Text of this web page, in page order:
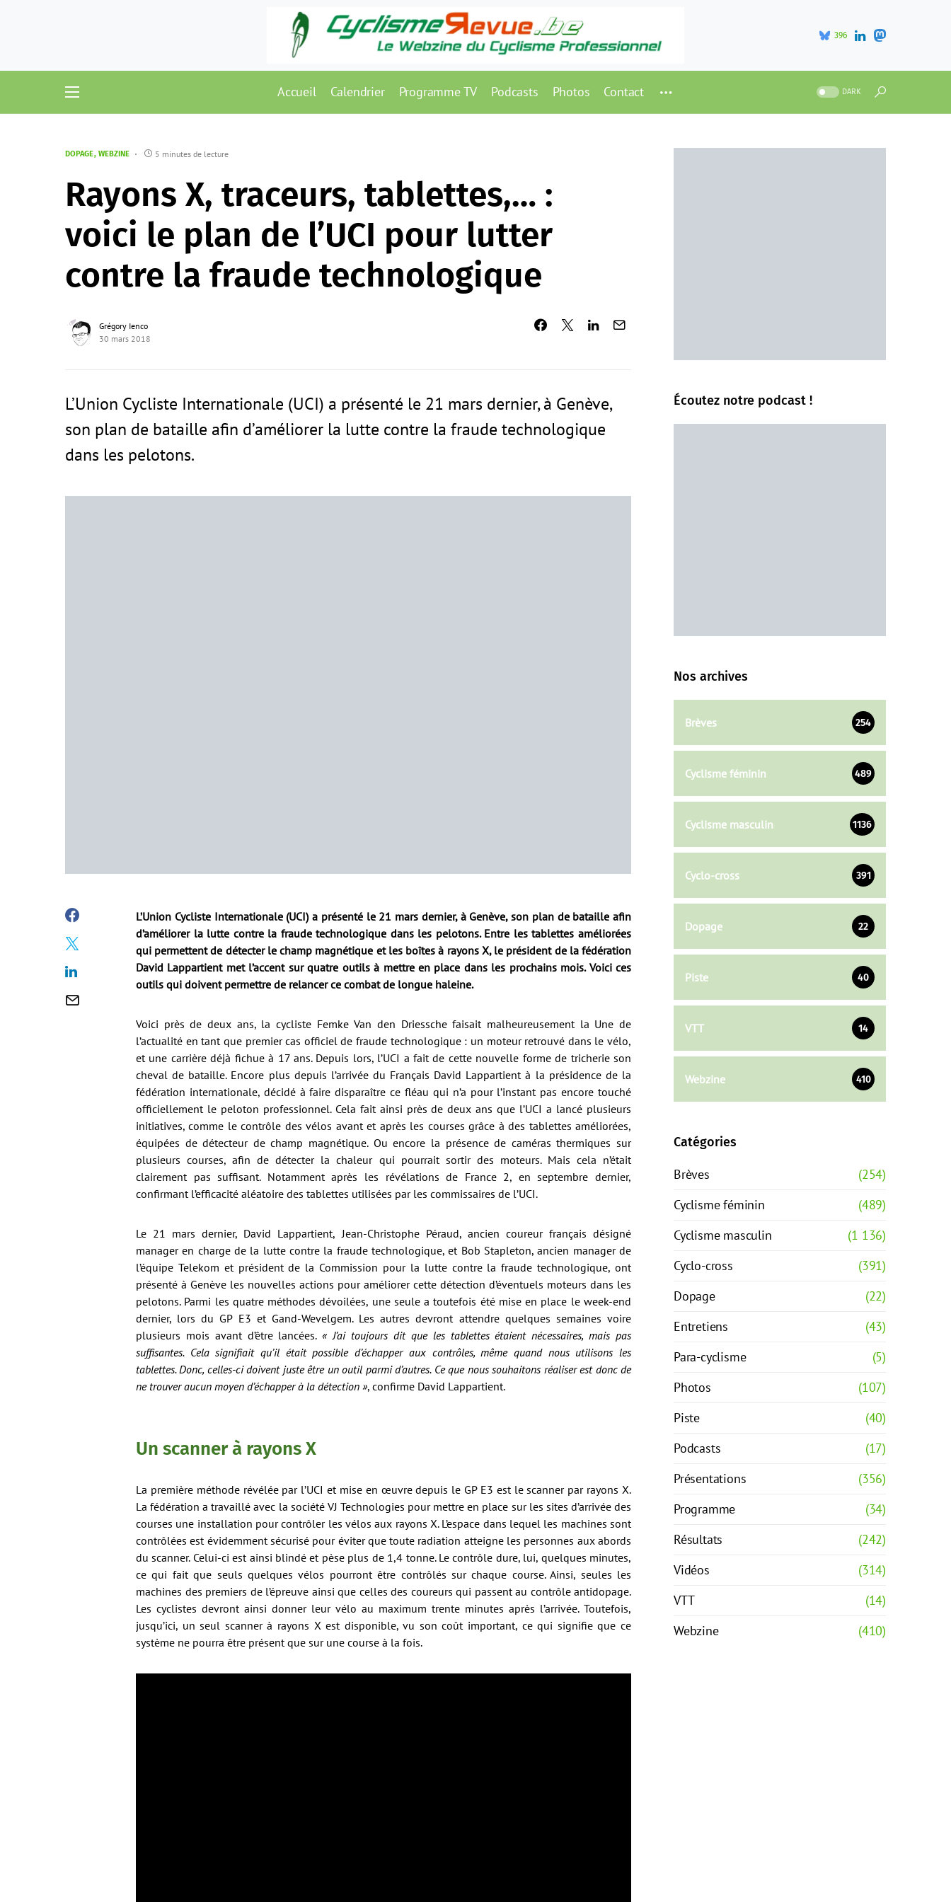
396
Accueil Calendrier Programme TV Podcasts Photos Contact DARK
DOPAGE WEBZINE 5 minutes de lecture
Rayons X, traceurs, tablettes,… :
voici le plan de l’UCI pour lutter
contre la fraude technologique
Grégory Ienco
30 mars 2018
L’Union Cycliste Internationale (UCI) a présenté le 21 mars dernier, à Genève,
son plan de bataille afin d’améliorer la lutte contre la fraude technologique
dans les pelotons.
L’Union Cycliste Internationale (UCI) a présenté le 21 mars dernier, à Genève, son plan de bataille afin
d’améliorer la lutte contre la fraude technologique dans les pelotons. Entre les tablettes améliorées
qui permettent de détecter le champ magnétique et les boîtes à rayons X, le président de la fédération
David Lappartient met l’accent sur quatre outils à mettre en place dans les prochains mois. Voici ces
outils qui doivent permettre de relancer ce combat de longue haleine.
Voici près de deux ans, la cycliste Femke Van den Driessche faisait malheureusement la Une de
l’actualité en tant que premier cas officiel de fraude technologique : un moteur retrouvé dans le vélo,
et une carrière déjà fichue à 17 ans. Depuis lors, l’UCI a fait de cette nouvelle forme de tricherie son
cheval de bataille. Encore plus depuis l’arrivée du Français David Lappartient à la présidence de la
fédération internationale, décidé à faire disparaître ce fléau qui n’a pour l’instant pas encore touché
officiellement le peloton professionnel. Cela fait ainsi près de deux ans que l’UCI a lancé plusieurs
initiatives, comme le contrôle des vélos avant et après les courses grâce à des tablettes améliorées,
équipées de détecteur de champ magnétique. Ou encore la présence de caméras thermiques sur
plusieurs courses, afin de détecter la chaleur qui pourrait sortir des moteurs. Mais cela n’était
clairement pas suffisant. Notamment après les révélations de France 2, en septembre dernier,
confirmant l’efficacité aléatoire des tablettes utilisées par les commissaires de l’UCI.
Le 21 mars dernier, David Lappartient, Jean-Christophe Péraud, ancien coureur français désigné
manager en charge de la lutte contre la fraude technologique, et Bob Stapleton, ancien manager de
l’équipe Telekom et président de la Commission pour la lutte contre la fraude technologique, ont
présenté à Genève les nouvelles actions pour améliorer cette détection d’éventuels moteurs dans les
pelotons. Parmi les quatre méthodes dévoilées, une seule a toutefois été mise en place le week-end
dernier, lors du GP E3 et Gand-Wevelgem. Les autres devront attendre quelques semaines voire
plusieurs mois avant d’être lancées.« J’ai toujours dit que les tablettes étaient nécessaires, mais pas
suffisantes. Cela signifiait qu’il était possible d’échapper aux contrôles, même quand nous utilisons les
tablettes. Donc, celles-ci doivent juste être un outil parmi d’autres. Ce que nous souhaitons réaliser est donc de
ne trouver aucun moyen d’échapper à la détection », confirme David Lappartient.
Un scanner à rayons X
La première méthode révélée par l’UCI et mise en œuvre depuis le GP E3 est le scanner par rayons X.
La fédération a travaillé avec la société VJ Technologies pour mettre en place sur les sites d’arrivée des
courses une installation pour contrôler les vélos aux rayons X. L’espace dans lequel les machines sont
contrôlées est évidemment sécurisé pour éviter que toute radiation atteigne les personnes aux abords
du scanner. Celui-ci est ainsi blindé et pèse plus de 1,4 tonne. Le contrôle dure, lui, quelques minutes,
ce qui fait que seuls quelques vélos pourront être contrôlés sur chaque course. Ainsi, seules les
machines des premiers de l’épreuve ainsi que celles des coureurs qui passent au contrôle antidopage.
Les cyclistes devront ainsi donner leur vélo au maximum trente minutes après l’arrivée. Toutefois,
jusqu’ici, un seul scanner à rayons X est disponible, vu son coût important, ce qui signifie que ce
système ne pourra être présent que sur une course à la fois.
Écoutez notre podcast !
Nos archives
Brèves 254
Cyclisme féminin 489
Cyclisme masculin 1136
Cyclo-cross 391
Dopage 22
Piste 40
VTT 14
Webzine 410
Catégories
Brèves
(254)
Cyclisme féminin
(489)
Cyclisme masculin
(1 136)
Cyclo-cross
(391)
Dopage
(22)
Entretiens
(43)
Para-cyclisme
(5)
Photos
(107)
Piste
(40)
Podcasts
(17)
Présentations
(356)
Programme
(34)
Résultats
(242)
Vidéos
(314)
VTT
(14)
Webzine
(410)